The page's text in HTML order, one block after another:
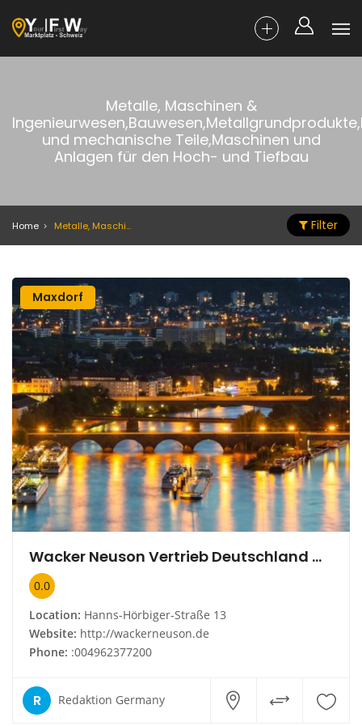
Metalle, Maschinen &
und mechanische Teile,Maschinen und
Anlagen für den Hoch- und Tiefbau
Home Metalle, Maschinen & Ingenieurwesen,Bauwesen,Metallgrundprodukte,Motoren und mechanische Teile,Maschinen und Anlagen für den Hoch- und Tiefbau Filter
Maxdorf
Wacker Neuson Vertrieb Deutschland GmbH & Co. KG Niederlassung Ludwigshafen
0.0
Location: Hanns-Hörbiger-Straße 13
Website: http://wackerneuson.de
Phone: :004962377200
R Redaktion Germany